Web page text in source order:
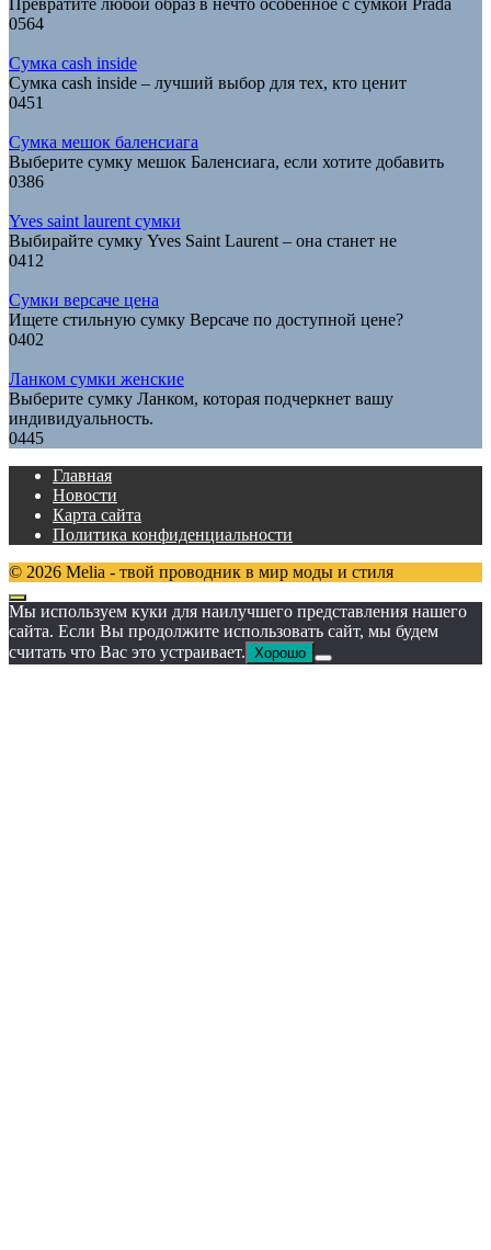
0564
Сумка cash inside
Сумка cash inside – лучший выбор для тех, кто ценит
0451
Сумка мешок баленсиага
Выберите сумку мешок Баленсиага, если хотите добавить
0386
Yves saint laurent сумки
Выбирайте сумку Yves Saint Laurent – она станет не
0412
Сумки версаче цена
Ищете стильную сумку Версаче по доступной цене?
0402
Ланком сумки женские
Выберите сумку Ланком, которая подчеркнет вашу
индивидуальность.
0445
Главная
Новости
Карта сайта
Политика конфиденциальности
© 2026 Melia - твой проводник в мир моды и стиля
Мы используем куки для наилучшего представления нашего
сайта. Если Вы продолжите использовать сайт, мы будем
считать что Вас это устраивает. Хорошо